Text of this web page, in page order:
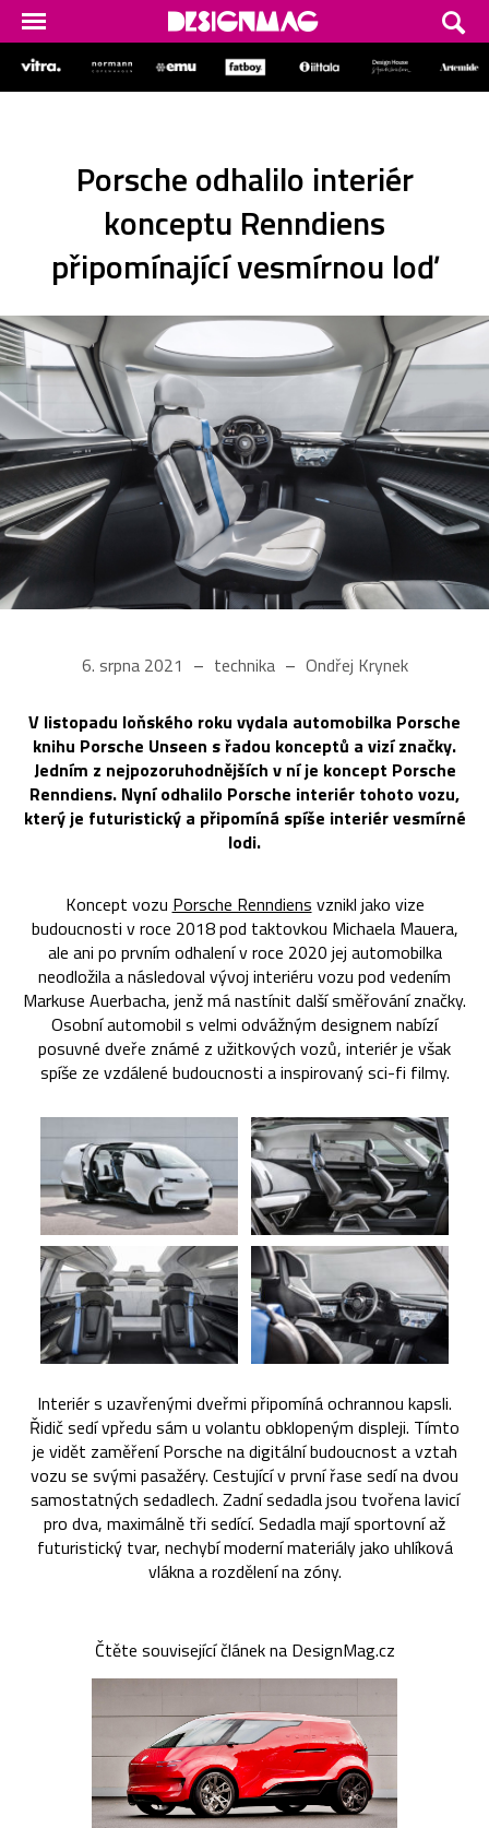
Porsche odhalilo interiér
konceptu Renndiens
připomínající vesmírnou loď
6. srpna 2021 technika Ondřej Krynek
V listopadu loňského roku vydala automobilka Porsche
knihu Porsche Unseen s řadou konceptů a vizí značky.
Jedním z nejpozoruhodnějších v ní je koncept Porsche
Renndiens. Nyní odhalilo Porsche interiér tohoto vozu,
který je futuristický a připomíná spíše interiér vesmírné
lodi.
Koncept vozu Porsche Renndiens vznikl jako vize
budoucnosti v roce 2018 pod taktovkou Michaela Mauera,
ale ani po prvním odhalení v roce 2020 jej automobilka
neodložila a následoval vývoj interiéru vozu pod vedením
Markuse Auerbacha, jenž má nastínit další směřování značky.
Osobní automobil s velmi odvážným designem nabízí
posuvné dveře známé z užitkových vozů, interiér je však
spíše ze vzdálené budoucnosti a inspirovaný sci-fi filmy.
Interiér s uzavřenými dveřmi připomíná ochrannou kapsli.
Řidič sedí vpředu sám u volantu obklopeným displeji. Tímto
je vidět zaměření Porsche na digitální budoucnost a vztah
vozu se svými pasažéry. Cestující v první řase sedí na dvou
samostatných sedadlech. Zadní sedadla jsou tvořena lavicí
pro dva, maximálně tři sedící. Sedadla mají sportovní až
futuristický tvar, nechybí moderní materiály jako uhlíková
vlákna a rozdělení na zóny.
Čtěte související článek na DesignMag.cz